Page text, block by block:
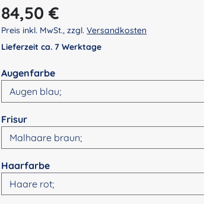
Regulärer Preis:
84,50 €
Preis inkl. MwSt., zzgl.Versandkosten
Lieferzeit ca. 7 Werktage
Augenfarbeauswählen
Frisurauswählen
Haarfarbeauswählen